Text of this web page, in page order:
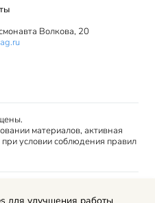
Волкова, 20
материалов, активная
условии соблюдения правил